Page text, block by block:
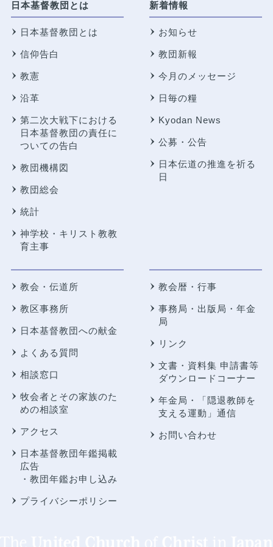
日本基督教団とは
日本基督教団とは
信仰告白
教憲
沿革
第二次大戦下における
日本基督教団の責任に
ついての告白
教団機構図
教団総会
統計
神学校・キリスト教教
育主事
新着情報
お知らせ
教団新報
今月のメッセージ
日毎の糧
Kyodan News
公募・公告
日本伝道の推進を祈る
日
教会・伝道所
教区事務所
日本基督教団への献金
よくある質問
相談窓口
牧会者とその家族のた
めの相談室
アクセス
日本基督教団年鑑掲載
広告
・教団年鑑お申し込み
プライバシーポリシー
教会暦・行事
事務局・出版局・年金
局
リンク
文書・資料集 申請書等
ダウンロードコーナー
年金局・
「隠退教師を
支える運動」通信
お問い合わせ